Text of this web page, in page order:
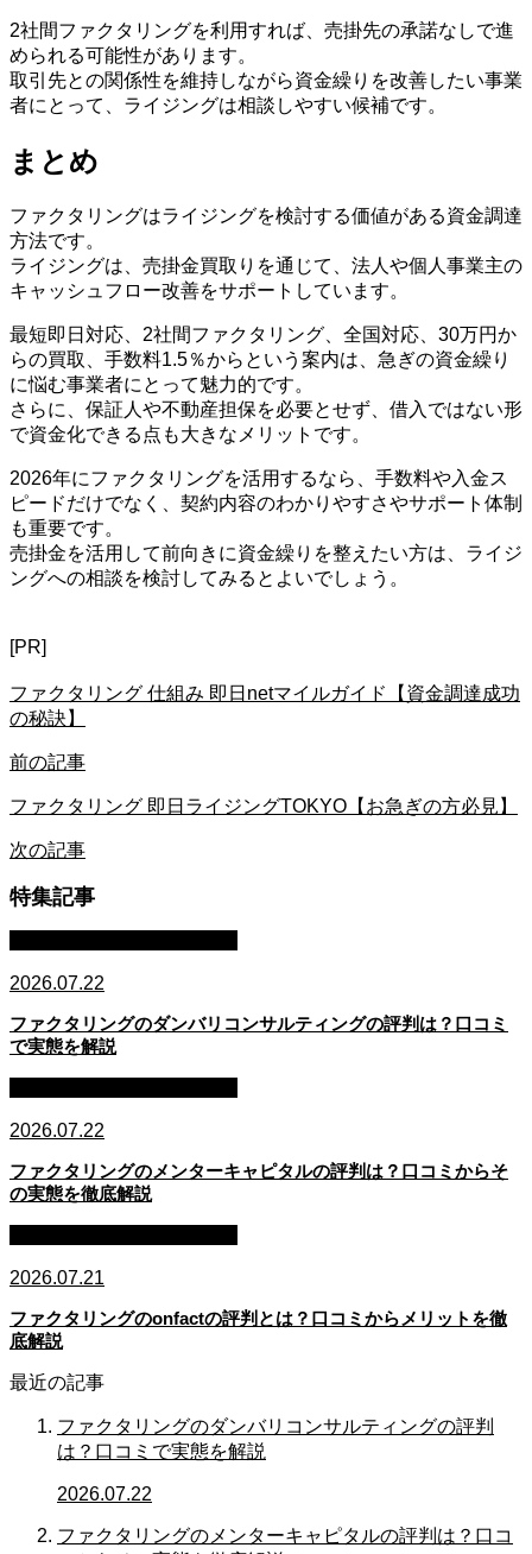
2社間ファクタリングを利用すれば、売掛先の承諾なしで進
められる可能性があります。
取引先との関係性を維持しながら資金繰りを改善したい事業
者にとって、ライジングは相談しやすい候補です。
まとめ
ファクタリングはライジングを検討する価値がある資金調達
方法です。
ライジングは、売掛金買取りを通じて、法人や個人事業主の
キャッシュフロー改善をサポートしています。
最短即日対応、2社間ファクタリング、全国対応、30万円か
らの買取、手数料1.5％からという案内は、急ぎの資金繰り
に悩む事業者にとって魅力的です。
さらに、保証人や不動産担保を必要とせず、借入ではない形
で資金化できる点も大きなメリットです。
2026年にファクタリングを活用するなら、手数料や入金ス
ピードだけでなく、契約内容のわかりやすさやサポート体制
も重要です。
売掛金を活用して前向きに資金繰りを整えたい方は、ライジ
ングへの相談を検討してみるとよいでしょう。
[PR]
ファクタリング 仕組み 即日netマイルガイド【資金調達成功
の秘訣】
前の記事
ファクタリング 即日ライジングTOKYO【お急ぎの方必見】
次の記事
特集記事
2026.07.22
ファクタリングのダンバリコンサルティングの評判は？口コミ
で実態を解説
2026.07.22
ファクタリングのメンターキャピタルの評判は？口コミからそ
の実態を徹底解説
2026.07.21
ファクタリングのonfactの評判とは？口コミからメリットを徹
底解説
最近の記事
ファクタリングのダンバリコンサルティングの評判
は？口コミで実態を解説
2026.07.22
ファクタリングのメンターキャピタルの評判は？口コ